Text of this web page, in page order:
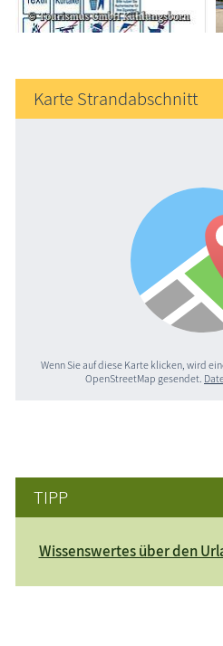
Karte Strandabschnitt
Wenn Sie auf diese Karte klicken, wird
OpenStreetMap gesendet.
TIPP
Wissenswertes über den